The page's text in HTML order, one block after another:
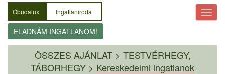
Óbudalux Ingatlaniroda
ELADNÁM INGATLANOM!
ÖSSZES AJÁNLAT> TESTVÉRHEGY,
TÁBORHEGY > Kereskedelmi ingatlanok